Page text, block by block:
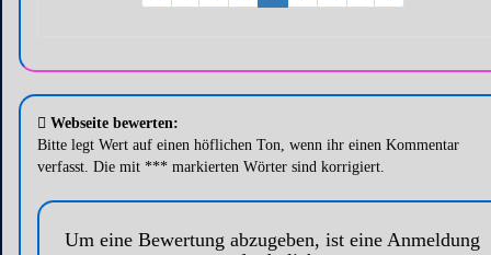
Webseite bewerten:
Bitte legt Wert auf einen höflichen Ton, wenn ihr einen Kommentar
verfasst. Die mit *** markierten Wörter sind korrigiert.
Um eine Bewertung abzugeben, ist eine Anmeldung